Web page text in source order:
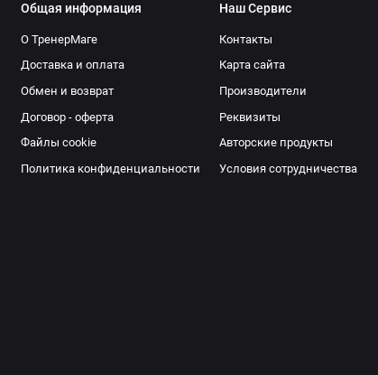
Общая информация
О ТренерМаге
Доставка и оплата
Обмен и возврат
Договор - оферта
Файлы cookie
Политика конфиденциальности
Наш Сервис
Контакты
Карта сайта
Производители
Реквизиты
Авторские продукты
Условия сотрудничества